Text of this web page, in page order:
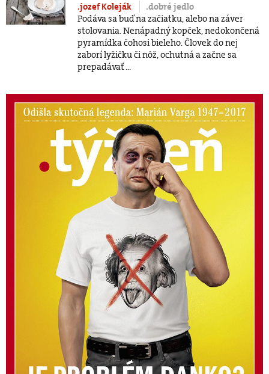
.jozef Koleják
.dobré jedlo
Podáva sa buď na začiatku, alebo na záver
stolovania. Nenápadný kopček, nedokončená
pyramídka čohosi bieleho. Človek do nej
zaborí lyžičku či nôž, ochutná a začne sa
prepadávať ...